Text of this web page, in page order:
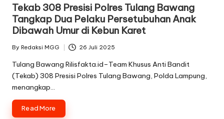
Tekab 308 Presisi Polres Tulang Bawang
Tangkap Dua Pelaku Persetubuhan Anak
Dibawah Umur di Kebun Karet
Posted
by
By Redaksi MGG 26 Juli 2025
Tulang Bawang Rilisfakta.id–Team Khusus Anti Bandit
(Tekab) 308 Presisi Polres Tulang Bawang, Polda Lampung,
menangkap…
Read More